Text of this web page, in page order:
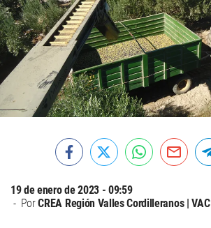
19 de enero de 2023 - 09:59
PorCREA Región Valles Cordilleranos | VAC